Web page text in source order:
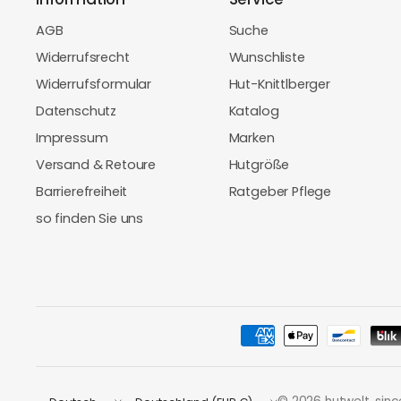
AGB
Widerrufsrecht
Widerrufsformular
Datenschutz
Impressum
Versand & Retoure
Barrierefreiheit
so finden Sie uns
Suche
Wunschliste
Hut-Knittlberger
Katalog
Marken
Hutgröße
Ratgeber Pflege